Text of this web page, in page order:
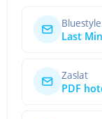
Last
Zaslat
PDF